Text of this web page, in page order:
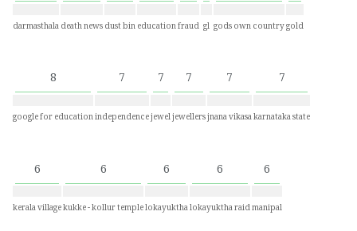
darmasthaladeath newsdust bineducationfraud gl gods own countrygold
8
google for education
7
independence
7
jewel
7
jewellers
7
jnana vikasa
7
karnataka state
6
kerala village
6
kukke - kollur temple
6
lokayuktha
6
lokayuktha raid
6
manipal